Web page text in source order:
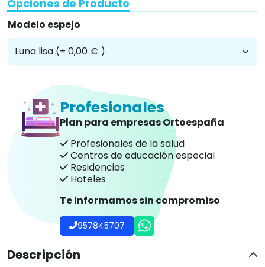
Opciones de Producto
Modelo espejo
Profesionales
Plan para empresas Ortoespaña
Profesionales de la salud
Centros de educación especial
Residencias
Hoteles
Te informamos sin compromiso
957845707
Descripción